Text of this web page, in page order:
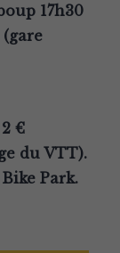
17h30
€
du VTT).
Park.